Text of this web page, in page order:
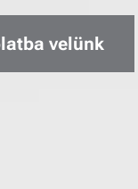
velünk